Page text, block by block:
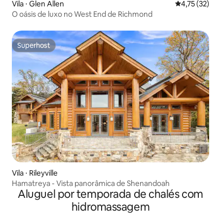
Vila ⋅ Glen Allen 4,75 de uma
4,75 (32)
O oásis de luxo no West End de Richmond
Superhost
Superhost
Vila ⋅ Rileyville
Hamatreya - Vista panorâmica de Shenandoah
Aluguel por temporada de chalés com
hidromassagem